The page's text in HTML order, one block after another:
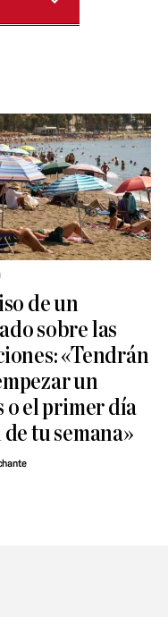
de un
sobre las
«Tendrán
un
o el primer día
de tu semana»